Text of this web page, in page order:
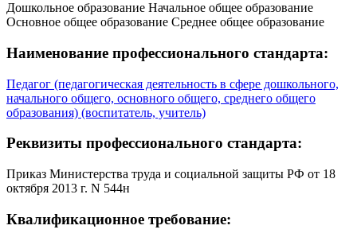
Дошкольное образование Начальное общее образование
Основное общее образование Среднее общее образование
Наименование профессионального стандарта:
Педагог (педагогическая деятельность в сфере дошкольного,
начального общего, основного общего, среднего общего
образования) (воспитатель, учитель)
Реквизиты профессионального стандарта:
Приказ Министерства труда и социальной защиты РФ от 18
октября 2013 г. N 544н
Квалификационное требование: